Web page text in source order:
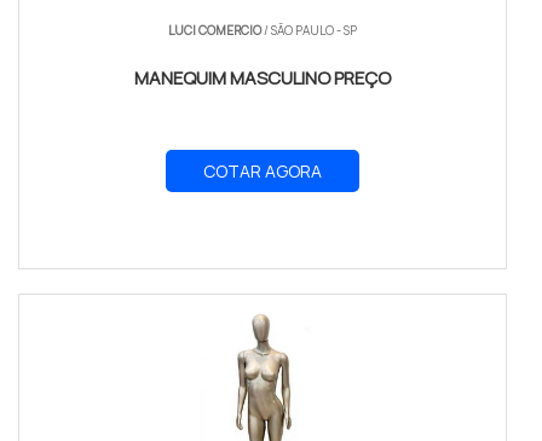
LUCI COMERCIO/ SÃO PAULO - SP
MANEQUIM MASCULINO PREÇO
COTAR AGORA